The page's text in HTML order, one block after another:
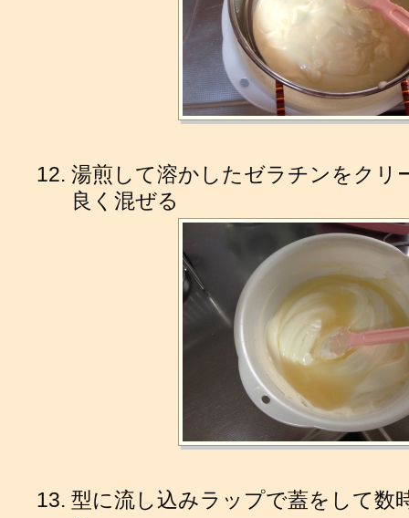
湯煎して溶かしたゼラチンをクリ
良く混ぜる
型に流し込みラップで蓋をして数